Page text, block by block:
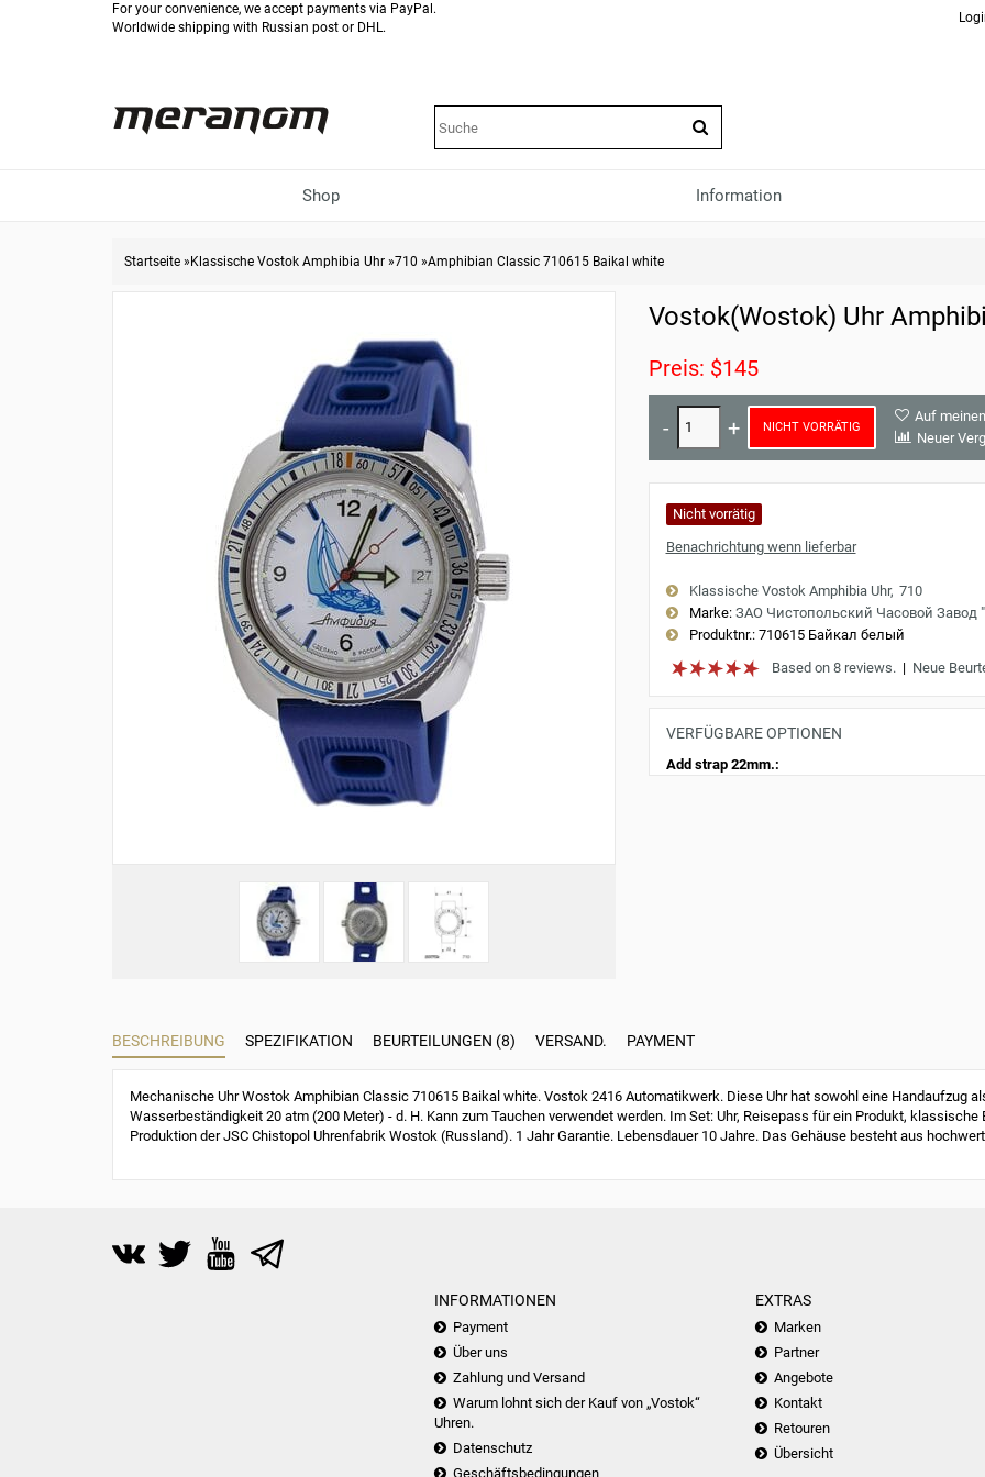
For your convenience, we accept payments via PayPal.
Worldwide shipping with Russian post or DHL.
Shop Information
Startseite » Klassische Vostok Amphibia Uhr »710 »Amphibian Classic 710615 Baikal white
Vostok(Wostok) Uhr
Preis: $145
NICHT VORRÄTIG
Auf
Neuer
Nicht vorrätig
Benachrichtung wenn lieferbar
Klassische Vostok Amphibia Uhr 710
Marke: ЗАО Чистопольский Часовой Завод
Produktnr.:710615 Байкал белый
Based on 8 reviews.| Neue
VERFÜGBARE OPTIONEN
Add strap 22mm.:
BESCHREIBUNG SPEZIFIKATION BEURTEILUNGEN (8) VERSAND. PAYMENT
Mechanische Uhr Wostok Amphibian Classic 710615 Baikal white. Vostok 2416 Automatikwerk. Diese Uhr hat sowohl eine Handaufzug
Wasserbeständigkeit 20 atm (200 Meter) - d. H. Kann zum Tauchen verwendet werden. Im Set: Uhr, Reisepass für ein Produkt,
Produktion der JSC Chistopol Uhrenfabrik Wostok (Russland). 1 Jahr Garantie. Lebensdauer 10 Jahre. Das Gehäuse besteht aus
INFORMATIONEN
Payment
Über uns
Zahlung und Versand
Warum lohnt sich der Kauf von „Vostok“
Uhren.
Datenschutz
Geschäftsbedingungen
EXTRAS
Marken
Partner
Angebote
Kontakt
Retouren
Übersicht